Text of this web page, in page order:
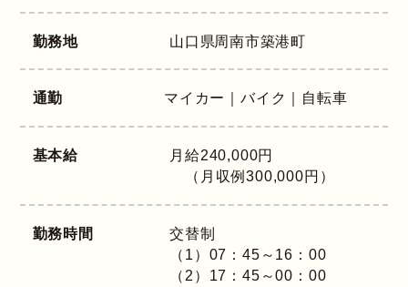
勤務地 山口県周南市築港町
通勤 マイカー｜バイク｜自転車
基本給
月給240,000円
（月収例300,000円）
勤務時間
交替制
（1）07：45～16：00
（2）17：45～00：00